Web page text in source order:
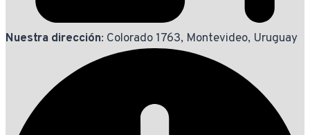
Nuestra dirección: Colorado 1763, Montevideo, Uruguay